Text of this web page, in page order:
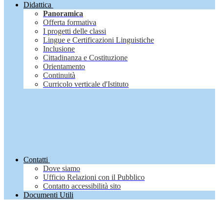
Didattica
Panoramica
Offerta formativa
I progetti delle classi
Lingue e Certificazioni Linguistiche
Inclusione
Cittadinanza e Costituzione
Orientamento
Continuità
Curricolo verticale d'Istituto
Contatti
Dove siamo
Ufficio Relazioni con il Pubblico
Contatto accessibilità sito
Documenti Utili